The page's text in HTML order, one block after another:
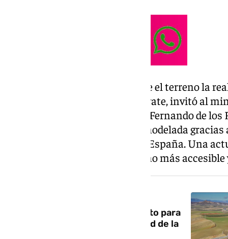
Con el objetivo de mostrar sobre el terreno la
alcaldesa de Armilla, Loli Cañavate, invitó al
del enlace y parte de la Avenida Fernando de
a la ciudad y recientemente remodelada
gestionados por el Gobierno de España. Una
avanzar hacia un espacio urbano más
Transportes adjudica el proyecto para
mejorar la capacidad y movilidad de la